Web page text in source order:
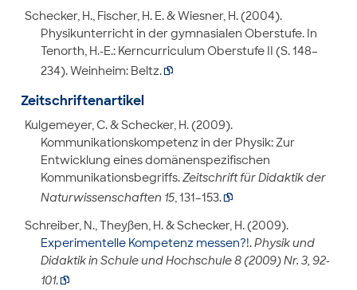
Schecker, H., Fischer, H. E. & Wiesner, H. (2004).
Physikunterricht in der gymnasialen Oberstufe. In
Tenorth, H.-E.: Kerncurriculum Oberstufe II (S. 148–
234). Weinheim: Beltz.
Zeitschriftenartikel
Kulgemeyer, C. & Schecker, H. (2009).
Kommunikationskompetenz in der Physik: Zur
Entwicklung eines domänenspezifischen
Kommunikationsbegriffs.Zeitschrift für Didaktik der
Naturwissenschaften 15, 131–153.
Schreiber, N., Theyßen, H. & Schecker, H. (2009).
Experimentelle Kompetenz messen?!.Physik und
Didaktik in Schule und Hochschule 8 (2009) Nr. 3, 92-
101.